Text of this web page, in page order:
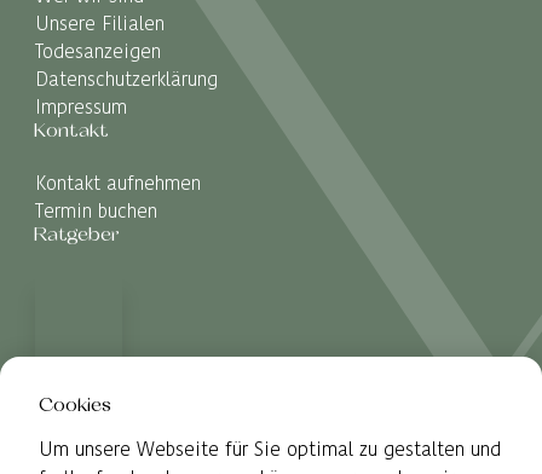
Unsere Filialen
Todesanzeigen
Datenschutzerklärung
Impressum
Kontakt
Kontakt aufnehmen
Termin buchen
Ratgeber
Cookies
Um unsere Webseite für Sie optimal zu gestalten und